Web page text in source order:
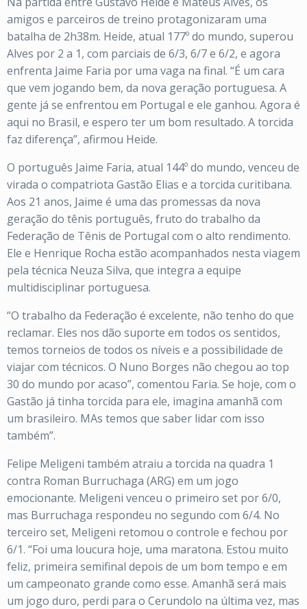
amigos e parceiros de treino protagonizaram uma
batalha de 2h38m. Heide, atual 177º do mundo, superou
Alves por 2 a 1, com parciais de 6/3, 6/7 e 6/2, e agora
enfrenta Jaime Faria por uma vaga na final. “É um cara
que vem jogando bem, da nova geração portuguesa. A
gente já se enfrentou em Portugal e ele ganhou. Agora é
aqui no Brasil, e espero ter um bom resultado. A torcida
faz diferença”, afirmou Heide.
O português Jaime Faria, atual 144º do mundo, venceu de
virada o compatriota Gastão Elias e a torcida curitibana.
Aos 21 anos, Jaime é uma das promessas da nova
geração do tênis português, fruto do trabalho da
Federação de Tênis de Portugal com o alto rendimento.
Ele e Henrique Rocha estão acompanhados nesta viagem
pela técnica Neuza Silva, que integra a equipe
multidisciplinar portuguesa.
“O trabalho da Federação é excelente, não tenho do que
reclamar. Eles nos dão suporte em todos os sentidos,
temos torneios de todos os níveis e a possibilidade de
viajar com técnicos. O Nuno Borges não chegou ao top
30 do mundo por acaso”, comentou Faria. Se hoje, com o
Gastão já tinha torcida para ele, imagina amanhã com
um brasileiro. MAs temos que saber lidar com isso
também”.
Felipe Meligeni também atraiu a torcida na quadra 1
contra Roman Burruchaga (ARG) em um jogo
emocionante. Meligeni venceu o primeiro set por 6/0,
mas Burruchaga respondeu no segundo com 6/4. No
terceiro set, Meligeni retomou o controle e fechou por
6/1. “Foi uma loucura hoje, uma maratona. Estou muito
feliz, primeira semifinal depois de um bom tempo e em
um campeonato grande como esse. Amanhã será mais
um jogo duro, perdi para o Cerundolo na última vez, mas